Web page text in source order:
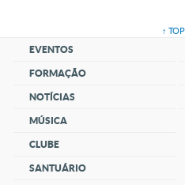
↑
EVENTOS
FORMAÇÃO
NOTÍCIAS
MÚSICA
CLUBE
SANTUÁRIO